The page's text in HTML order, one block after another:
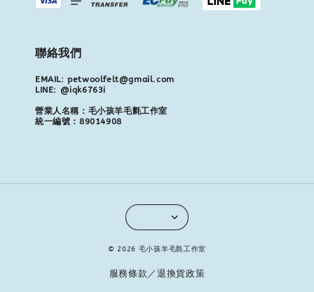
聯絡我們
EMAIL: petwoolfelt@gmail.com
LINE: @iqk6763i
營業人名稱：毛小孩羊毛氈工作室
統一編號：89014908
© 2026 毛小孩羊毛氈工作室
服務條款／退換貨政策